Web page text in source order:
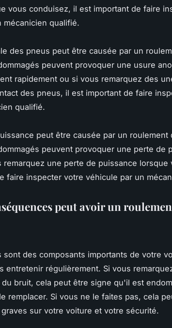
vous conduisez, il est important de faire
mécanicien qualifié.
des pneus peut être causée par un
peuvent provoquer une usure
rapidement ou si vous remarquez des
des pneus, il est important de faire
qualifié.
peut être causée par un roulement
peuvent provoquer une perte de
remarquez une perte de puissance lorsque
faire inspecter votre véhicule par un
peut avoir un
sont des composants importants de votre
entretenir régulièrement. Si vous
bruit, cela peut être signe qu'il est
remplacer. Si vous ne le faites pas, cela
sur votre voiture et votre sécurité.